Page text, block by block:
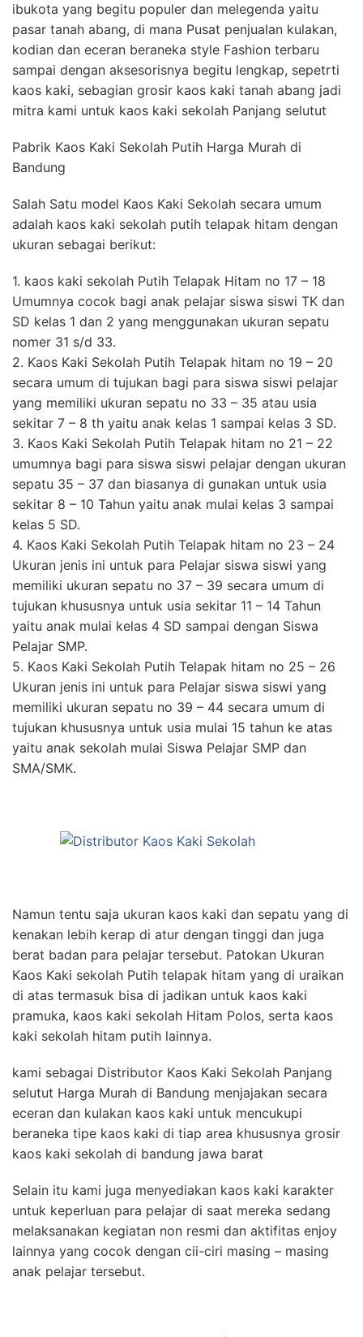
ibukota yang begitu populer dan melegenda yaitu
pasar tanah abang, di mana Pusat penjualan kulakan,
kodian dan eceran beraneka style Fashion terbaru
sampai dengan aksesorisnya begitu lengkap, sepetrti
kaos kaki, sebagian grosir kaos kaki tanah abang jadi
mitra kami untuk kaos kaki sekolah Panjang selutut
Pabrik Kaos Kaki Sekolah Putih Harga Murah di
Bandung
Salah Satu model Kaos Kaki Sekolah secara umum
adalah kaos kaki sekolah putih telapak hitam dengan
ukuran sebagai berikut:
1. kaos kaki sekolah Putih Telapak Hitam no 17 – 18
Umumnya cocok bagi anak pelajar siswa siswi TK dan
SD kelas 1 dan 2 yang menggunakan ukuran sepatu
nomer 31 s/d 33.
2. Kaos Kaki Sekolah Putih Telapak hitam no 19 – 20
secara umum di tujukan bagi para siswa siswi pelajar
yang memiliki ukuran sepatu no 33 – 35 atau usia
sekitar 7 – 8 th yaitu anak kelas 1 sampai kelas 3 SD.
3. Kaos Kaki Sekolah Putih Telapak hitam no 21 – 22
umumnya bagi para siswa siswi pelajar dengan ukuran
sepatu 35 – 37 dan biasanya di gunakan untuk usia
sekitar 8 – 10 Tahun yaitu anak mulai kelas 3 sampai
kelas 5 SD.
4. Kaos Kaki Sekolah Putih Telapak hitam no 23 – 24
Ukuran jenis ini untuk para Pelajar siswa siswi yang
memiliki ukuran sepatu no 37 – 39 secara umum di
tujukan khususnya untuk usia sekitar 11 – 14 Tahun
yaitu anak mulai kelas 4 SD sampai dengan Siswa
Pelajar SMP.
5. Kaos Kaki Sekolah Putih Telapak hitam no 25 – 26
Ukuran jenis ini untuk para Pelajar siswa siswi yang
memiliki ukuran sepatu no 39 – 44 secara umum di
tujukan khususnya untuk usia mulai 15 tahun ke atas
yaitu anak sekolah mulai Siswa Pelajar SMP dan
SMA/SMK.
Namun tentu saja ukuran kaos kaki dan sepatu yang di
kenakan lebih kerap di atur dengan tinggi dan juga
berat badan para pelajar tersebut. Patokan Ukuran
Kaos Kaki sekolah Putih telapak hitam yang di uraikan
di atas termasuk bisa di jadikan untuk kaos kaki
pramuka, kaos kaki sekolah Hitam Polos, serta kaos
kaki sekolah hitam putih lainnya.
kami sebagai Distributor Kaos Kaki Sekolah Panjang
selutut Harga Murah di Bandung menjajakan secara
eceran dan kulakan kaos kaki untuk mencukupi
beraneka tipe kaos kaki di tiap area khususnya grosir
kaos kaki sekolah di bandung jawa barat
Selain itu kami juga menyediakan kaos kaki karakter
untuk keperluan para pelajar di saat mereka sedang
melaksanakan kegiatan non resmi dan aktifitas enjoy
lainnya yang cocok dengan cii-ciri masing – masing
anak pelajar tersebut.